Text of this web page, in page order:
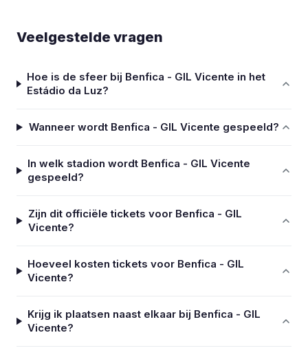
Veelgestelde vragen
Hoe is de sfeer bij Benfica - GIL Vicente in het
Estádio da Luz?
Wanneer wordt Benfica - GIL Vicente gespeeld?
In welk stadion wordt Benfica - GIL Vicente
gespeeld?
Zijn dit officiële tickets voor Benfica - GIL
Vicente?
Hoeveel kosten tickets voor Benfica - GIL
Vicente?
Krijg ik plaatsen naast elkaar bij Benfica - GIL
Vicente?